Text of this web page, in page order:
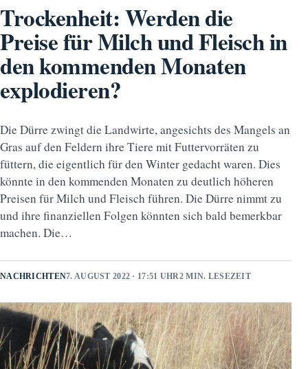
Trockenheit: Werden die
Preise für Milch und Fleisch in
den kommenden Monaten
explodieren?
Die Dürre zwingt die Landwirte, angesichts des Mangels an
Gras auf den Feldern ihre Tiere mit Futtervorräten zu
füttern, die eigentlich für den Winter gedacht waren. Dies
könnte in den kommenden Monaten zu deutlich höheren
Preisen für Milch und Fleisch führen. Die Dürre nimmt zu
und ihre finanziellen Folgen könnten sich bald bemerkbar
machen. Die…
NACHRICHTEN7. AUGUST 2022 · 17:51 UHR2 MIN. LESEZEIT